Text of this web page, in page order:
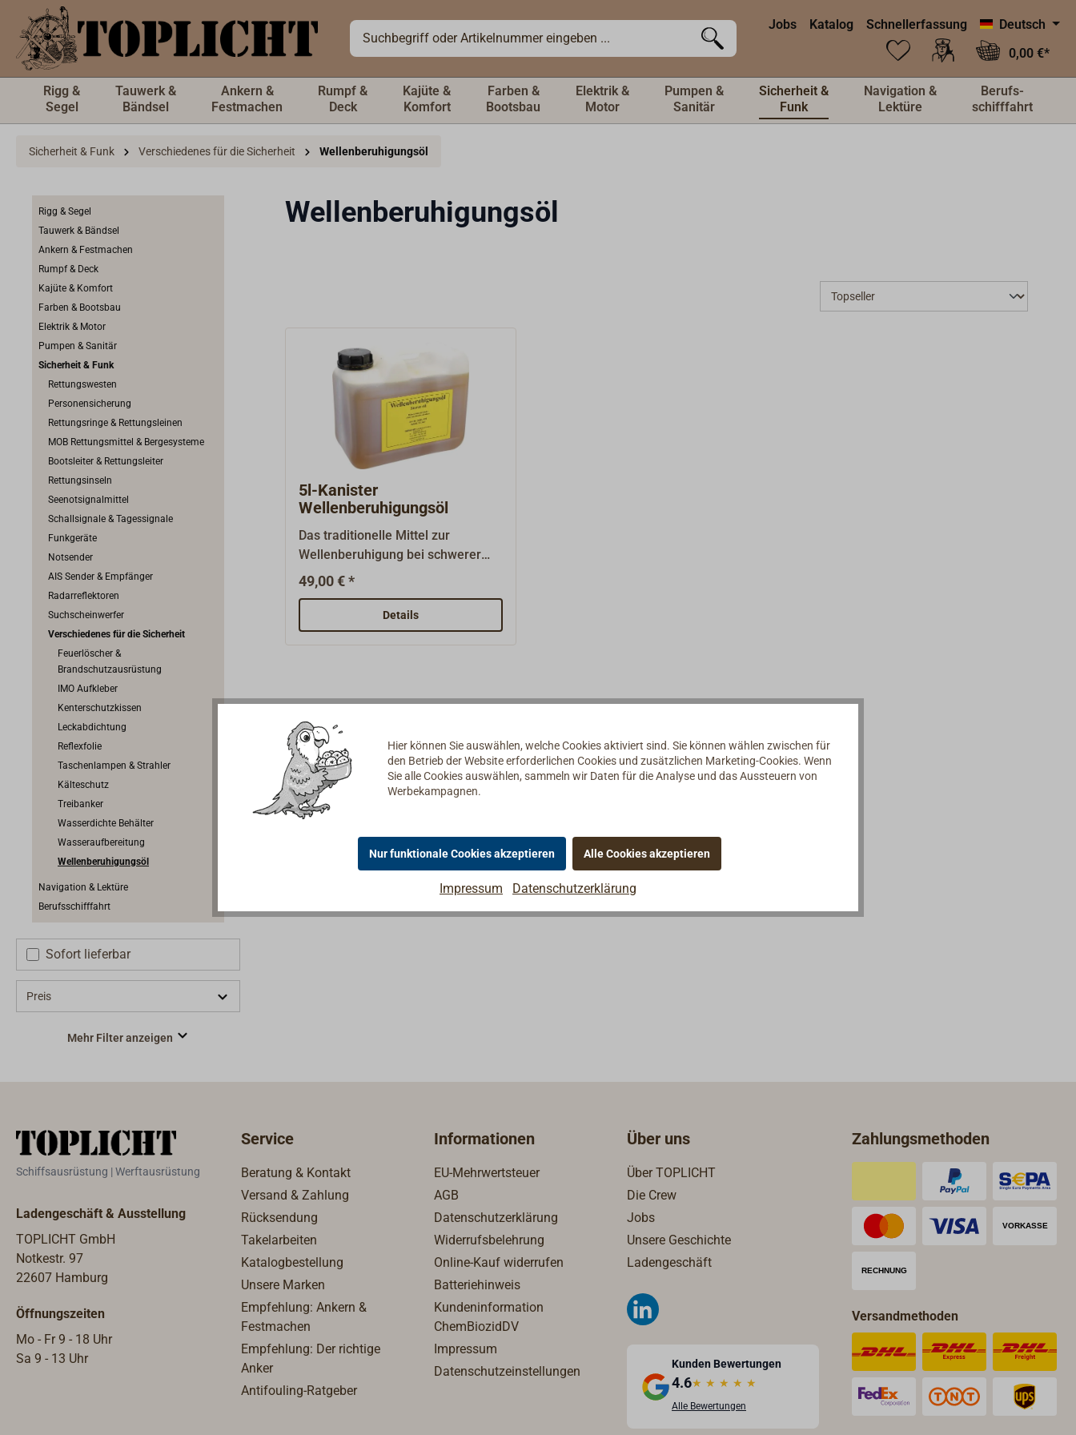
springen Jobs Katalog Schnellerfassung
Deutsch
0,00 €*
Rigg &
Segel
Tauwerk &
Bändsel
Ankern &
Festmachen
Rumpf &
Deck
Kajüte &
Komfort
Farben &
Bootsbau
Elektrik &
Motor
Pumpen &
Sanitär
Sicherheit &
Funk
Navigation &
Lektüre
Berufs-
schifffahrt
Sicherheit & Funk Verschiedenes für die Sicherheit Wellenberuhigungsöl
Rigg & Segel
Tauwerk & Bändsel
Ankern & Festmachen
Rumpf & Deck
Kajüte & Komfort
Farben & Bootsbau
Elektrik & Motor
Pumpen & Sanitär
Sicherheit & Funk
Rettungswesten
Personensicherung
Rettungsringe & Rettungsleinen
MOB Rettungsmittel & Bergesysteme
Bootsleiter & Rettungsleiter
Rettungsinseln
Seenotsignalmittel
Schallsignale & Tagessignale
Funkgeräte
Notsender
AIS Sender & Empfänger
Radarreflektoren
Suchscheinwerfer
Verschiedenes für die Sicherheit
Feuerlöscher &
Brandschutzausrüstung
IMO Aufkleber
Kenterschutzkissen
Leckabdichtung
Reflexfolie
Taschenlampen & Strahler
Kälteschutz
Treibanker
Wasserdichte Behälter
Wasseraufbereitung
Wellenberuhigungsöl
Navigation & Lektüre
Berufsschifffahrt
Sofort lieferbar
Preis
Mehr Filter anzeigen
Wellenberuhigungsöl
5l-Kanister
Wellenberuhigungsöl
Das traditionelle Mittel zur
Wellenberuhigung bei schwerer
See. Das über den Tropfbeutel
kontinuierlich ins Wasser
gelassene Öl ändert die
Oberflächenspannung um das
Welle.Reines Leinöl ohne
chemische Zusätze und deshalb
keine Belastung der Umwelt.
49,00 € *
Details
Schiffsausrüstung | Werftausrüstung
Ladengeschäft & Ausstellung
TOPLICHT GmbH
Notkestr. 97
22607 Hamburg
Öffnungszeiten
Mo - Fr 9 - 18 Uhr
Sa 9 - 13 Uhr
Service
Beratung & Kontakt
Versand & Zahlung
Rücksendung
Takelarbeiten
Katalogbestellung
Unsere Marken
Empfehlung: Ankern &
Festmachen
Empfehlung: Der richtige
Anker
Antifouling-Ratgeber
Informationen
EU-Mehrwertsteuer
AGB
Datenschutzerklärung
Widerrufsbelehrung
Online-Kauf widerrufen
Batteriehinweis
Kundeninformation
ChemBiozidDV
Impressum
Datenschutzeinstellungen
Über uns
Über TOPLICHT
Die Crew
Jobs
Unsere Geschichte
Ladengeschäft
Kunden Bewertungen
4.6★ ★ ★ ★ ★
Alle Bewertungen
Zahlungsmethoden
Versandmethoden
Hier können Sie auswählen, welche Cookies aktiviert sind. Sie können wählen zwischen für
den Betrieb der Website erforderlichen Cookies und zusätzlichen Marketing-Cookies. Wenn
Sie alle Cookies auswählen, sammeln wir Daten für die Analyse und das Aussteuern von
Werbekampagnen.
Nur funktionale Cookies akzeptieren Alle Cookies akzeptieren
Impressum Datenschutzerklärung